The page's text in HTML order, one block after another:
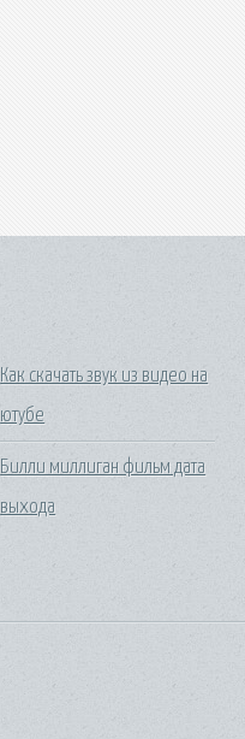
Как скачать звук из видео на
ютубе
Билли миллиган фильм дата
выхода